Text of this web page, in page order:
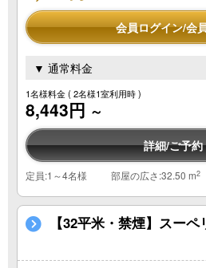
会員ログイン/会
▼ 通常料金
1名様料金( 2名様1室利用時 )
8,443円 ～
詳細/ご予約
定員:1～4名様 部屋の広さ:32.50 m2
【32平米・禁煙】スー